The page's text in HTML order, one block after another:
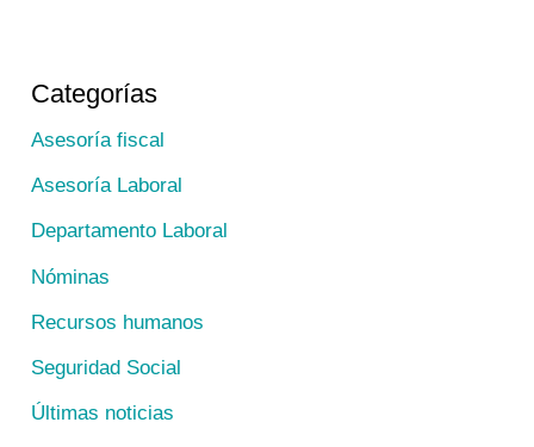
Categorías
Asesoría fiscal
Asesoría Laboral
Departamento Laboral
Nóminas
Recursos humanos
Seguridad Social
Últimas noticias